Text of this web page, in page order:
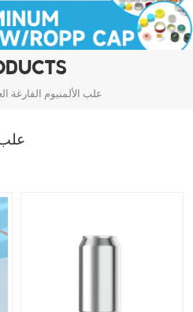
علب الألمنيوم الفارغة
علب